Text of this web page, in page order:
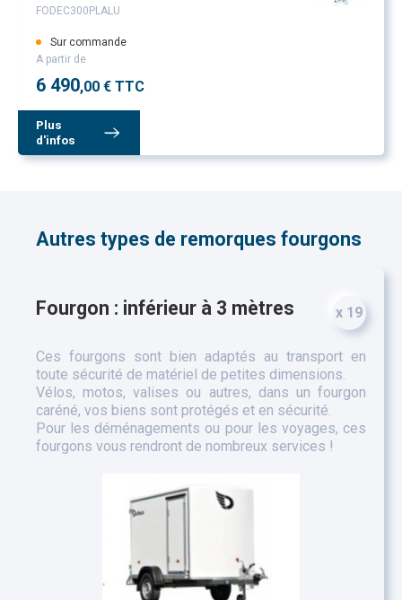
FODEC300PLALU
Sur commande
A partir de
6 490,00 € TTC
Plus
d'infos
Autres types de remorques fourgons
Fourgon : inférieur à 3 mètres x 19
Ces fourgons sont bien adaptés au transport en
toute sécurité de matériel de petites dimensions.
Vélos, motos, valises ou autres, dans un fourgon
caréné, vos biens sont protégés et en sécurité.
Pour les déménagements ou pour les voyages, ces
fourgons vous rendront de nombreux services !